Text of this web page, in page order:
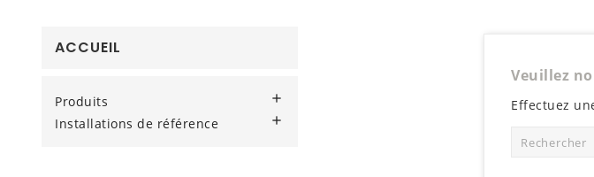
ACCUEIL
Produits 
Installations de référence 
Veuillez
Effectuez